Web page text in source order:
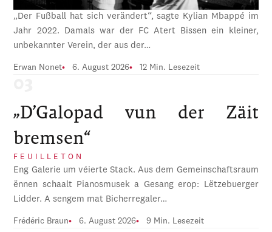
„Der Fußball hat sich verändert“, sagte Kylian Mbappé im
Jahr 2022. Damals war der FC Atert Bissen ein kleiner,
unbekannter Verein, der aus der…
Erwan Nonet 6. August 2026 12 Min. Lesezeit
„D’Galopad vun der Zäit
bremsen“
FEUILLETON
Eng Galerie um véierte Stack. Aus dem Gemeinschaftsraum
ënnen schaalt Pianosmusek a Gesang erop: Lëtzebuerger
Lidder. A sengem mat Bicherregaler…
Frédéric Braun 6. August 2026 9 Min. Lesezeit